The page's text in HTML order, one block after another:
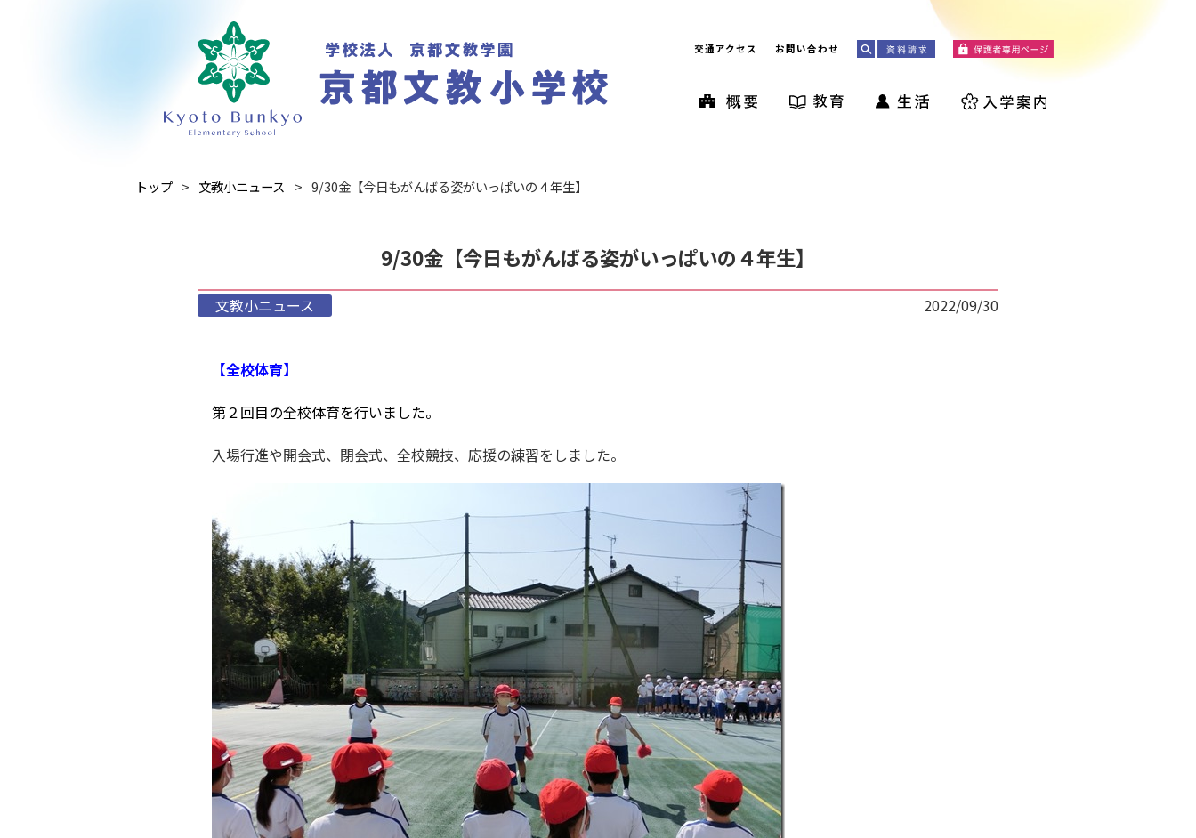
交通アクセス お問い合わせ
トップ 文教小ニュース 9/30金【今日もがんばる姿がいっぱいの４年生】
9/30金【今日もがんばる姿がいっぱいの４年生】
文教小ニュース 2022/09/30
【全校体育】
第２回目の全校体育を行いました。
入場行進や開会式、閉会式、全校競技、応援の練習をしました。